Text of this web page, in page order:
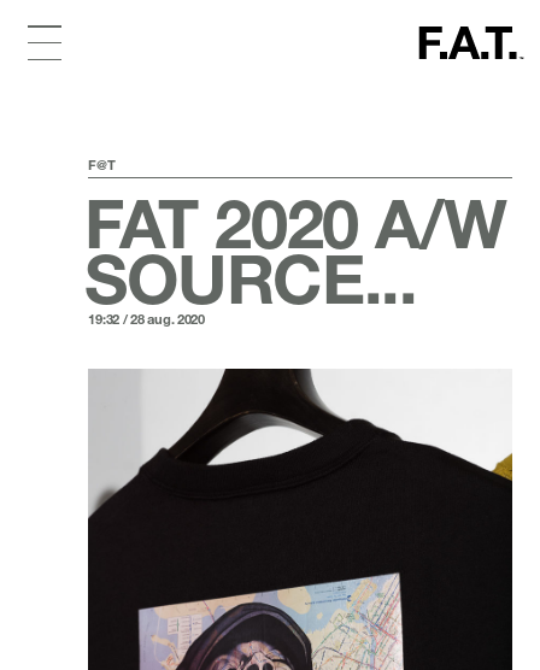
F@T
FAT 2020 A/W
SOURCE...
19:32 / 28 aug. 2020